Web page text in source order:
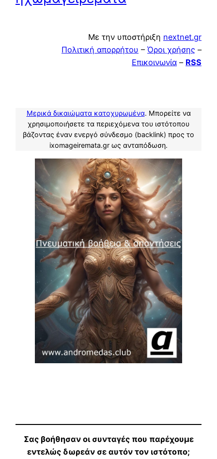
Με την υποστήριξη nextnet.gr
Πολιτική απορρήτου – Όροι χρήσης –
Επικοινωνία – RSS
Μερικά δικαιώματα κατοχυρωμένα. Μπορείτε να
χρησιμοποιήσετε τα περιεχόμενα του ιστότοπου
βάζοντας έναν ενεργό σύνδεσμο (backlink) προς το
ixomageiremata.gr ως ανταπόδωση.
Σας βοήθησαν οι συνταγές που παρέχουμε
εντελώς δωρεάν σε αυτόν τον ιστότοπο;